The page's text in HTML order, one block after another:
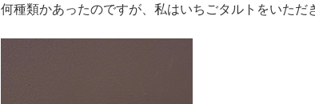
何種類かあったのですが、私はいちごタルトをいただ